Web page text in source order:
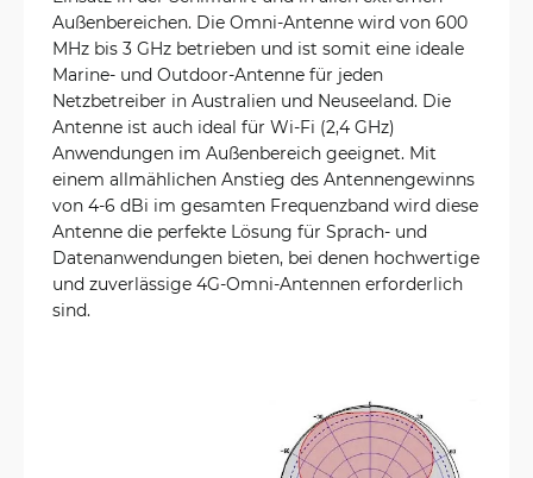
Außenbereichen. Die Omni-Antenne wird von 600
MHz bis 3 GHz betrieben und ist somit eine ideale
Marine- und Outdoor-Antenne für jeden
Netzbetreiber in Australien und Neuseeland. Die
Antenne ist auch ideal für Wi-Fi (2,4 GHz)
Anwendungen im Außenbereich geeignet. Mit
einem allmählichen Anstieg des Antennengewinns
von 4-6 dBi im gesamten Frequenzband wird diese
Antenne die perfekte Lösung für Sprach- und
Datenanwendungen bieten, bei denen hochwertige
und zuverlässige 4G-Omni-Antennen erforderlich
sind.